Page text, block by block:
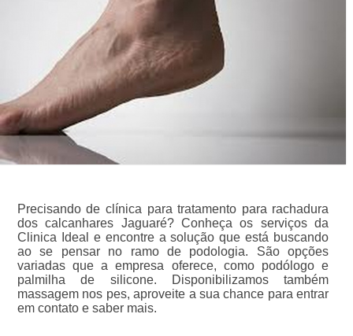
Precisando de clínica para tratamento para rachadura
dos calcanhares Jaguaré? Conheça os serviços da
Clinica Ideal e encontre a solução que está buscando
ao se pensar no ramo de podologia. São opções
variadas que a empresa oferece, como podólogo e
palmilha de silicone. Disponibilizamos também
massagem nos pes, aproveite a sua chance para entrar
em contato e saber mais.